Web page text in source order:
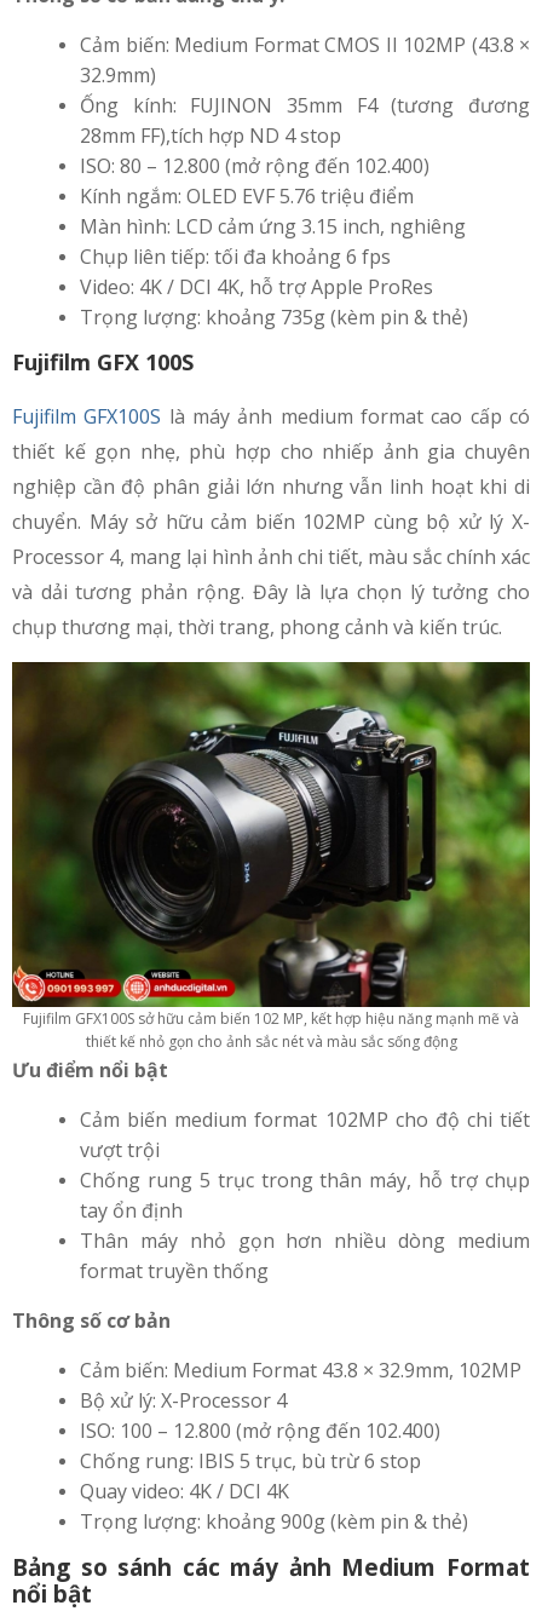
Cảm biến: Medium Format CMOS II 102MP (43.8 ×
32.9mm)
Ống kính: FUJINON 35mm F4 (tương đương
28mm FF),tích hợp ND 4 stop
ISO: 80 – 12.800 (mở rộng đến 102.400)
Kính ngắm: OLED EVF 5.76 triệu điểm
Màn hình: LCD cảm ứng 3.15 inch, nghiêng
Chụp liên tiếp: tối đa khoảng 6 fps
Video: 4K / DCI 4K, hỗ trợ Apple ProRes
Trọng lượng: khoảng 735g (kèm pin & thẻ)
Fujifilm GFX 100S
Fujifilm GFX100S là máy ảnh medium format cao cấp có
thiết kế gọn nhẹ, phù hợp cho nhiếp ảnh gia chuyên
nghiệp cần độ phân giải lớn nhưng vẫn linh hoạt khi di
chuyển. Máy sở hữu cảm biến 102MP cùng bộ xử lý X-
Processor 4, mang lại hình ảnh chi tiết, màu sắc chính xác
và dải tương phản rộng. Đây là lựa chọn lý tưởng cho
chụp thương mại, thời trang, phong cảnh và kiến trúc.
Fujifilm GFX100S sở hữu cảm biến 102 MP, kết hợp hiệu năng mạnh mẽ và
thiết kế nhỏ gọn cho ảnh sắc nét và màu sắc sống động
Ưu điểm nổi bật
Cảm biến medium format 102MP cho độ chi tiết
vượt trội
Chống rung 5 trục trong thân máy, hỗ trợ chụp
tay ổn định
Thân máy nhỏ gọn hơn nhiều dòng medium
format truyền thống
Thông số cơ bản
Cảm biến: Medium Format 43.8 × 32.9mm, 102MP
Bộ xử lý: X-Processor 4
ISO: 100 – 12.800 (mở rộng đến 102.400)
Chống rung: IBIS 5 trục, bù trừ 6 stop
Quay video: 4K / DCI 4K
Trọng lượng: khoảng 900g (kèm pin & thẻ)
Bảng so sánh các máy ảnh Medium Format
nổi bật